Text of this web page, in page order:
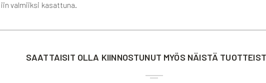
valmiiksi kasattuna.
SAATTAISIT OLLA KIINNOSTUNUT MYÖS NÄISTÄ